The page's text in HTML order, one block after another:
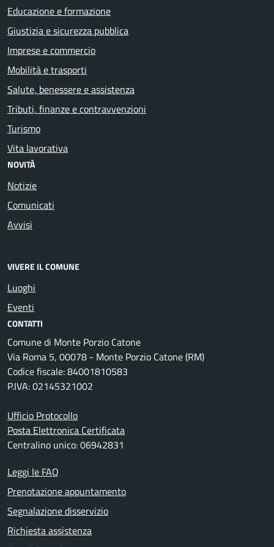
Educazione e formazione
Giustizia e sicurezza pubblica
Imprese e commercio
Mobilità e trasporti
Salute, benessere e assistenza
Tributi, finanze e contravvenzioni
Turismo
Vita lavorativa
NOVITÀ
Notizie
Comunicati
Avvisi
VIVERE IL COMUNE
Luoghi
Eventi
CONTATTI
Comune di Monte Porzio Catone
Via Roma 5, 00078 - Monte Porzio Catone (RM)
Codice fiscale: 84001810583
P.IVA: 02145321002
Ufficio Protocollo
Posta Elettronica Certificata
Centralino unico: 06942831
Leggi le FAQ
Prenotazione appuntamento
Segnalazione disservizio
Richiesta assistenza